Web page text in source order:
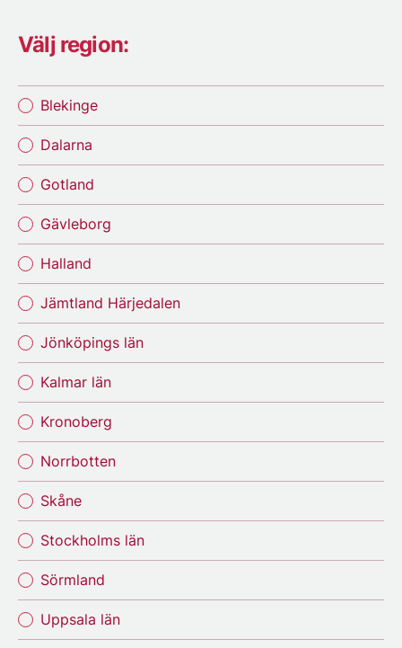
Välj region:
Blekinge
Dalarna
Gotland
Gävleborg
Halland
Jämtland Härjedalen
Jönköpings län
Kalmar län
Kronoberg
Norrbotten
Skåne
Stockholms län
Sörmland
Uppsala län